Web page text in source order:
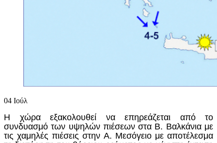
04 Ιούλ
Η χώρα εξακολουθεί να επηρεάζεται από το
συνδυασμό των υψηλών πιέσεων στα Β. Βαλκάνια με
τις χαμηλές πιέσεις στην Α. Μεσόγειο με αποτέλεσμα